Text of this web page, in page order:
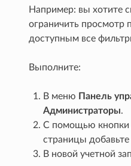
Например: вы хотите
ограничить просмотр
доступным все
Выполните:
В меню Панель
Администраторы.
С помощью
страницы
В новой учетной